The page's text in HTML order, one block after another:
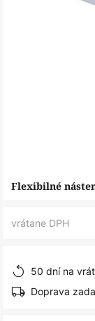
Preskočiť
Flexibilné
vrátane DPH
50 dní na
Doprava